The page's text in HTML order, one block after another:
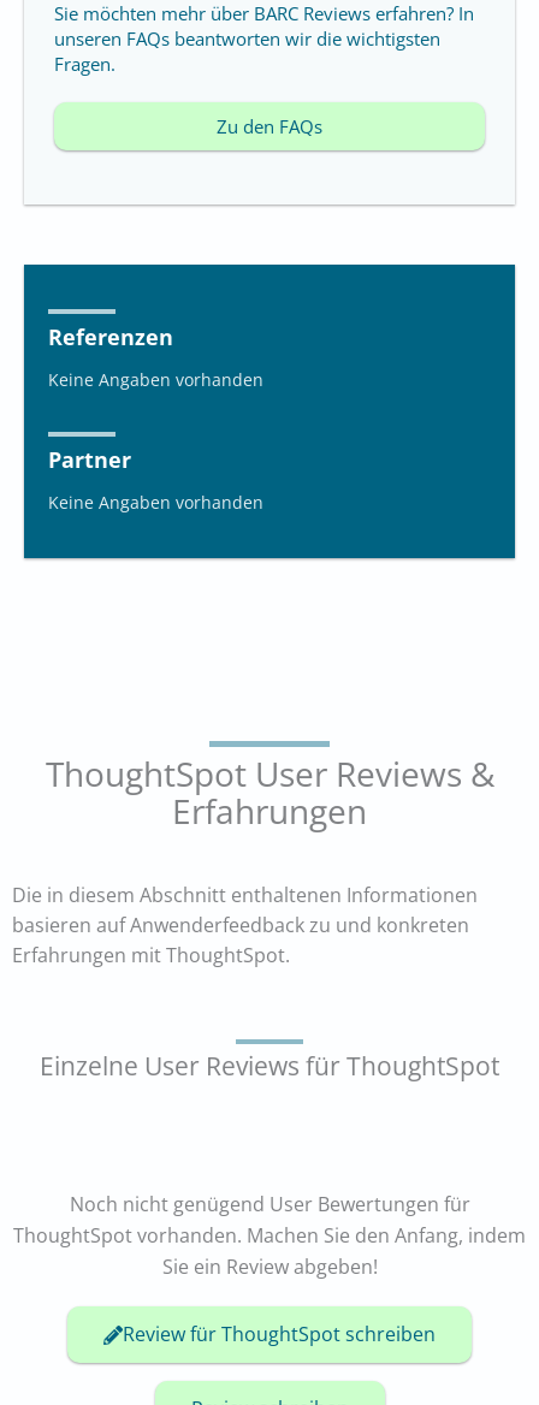
Sie möchten mehr über BARC Reviews erfahren? In
unseren FAQs beantworten wir die wichtigsten
Fragen.
Zu den FAQs
Referenzen
Keine Angaben vorhanden
Partner
Keine Angaben vorhanden
ThoughtSpot User Reviews &
Erfahrungen
Die in diesem Abschnitt enthaltenen Informationen
basieren auf Anwenderfeedback zu und konkreten
Erfahrungen mit ThoughtSpot.
Einzelne User Reviews für ThoughtSpot
Noch nicht genügend User Bewertungen für
ThoughtSpot vorhanden. Machen Sie den Anfang, indem
Sie ein Review abgeben!
Review für ThoughtSpot schreiben